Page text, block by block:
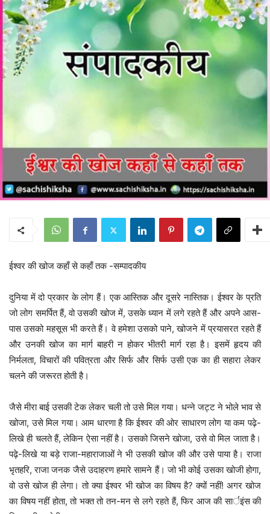
ईश्वर की खोज कहाँ से कहाँ तक -सम्पादकीय
दुनिया में दो प्रकार के लोग हैं। एक आस्तिक और दूसरे नास्तिक। ईश्वर के प्रति
जो लोग समर्पित हैं, वो उसकी खोज में, उसके ध्यान में लगे रहते हैं और अपने आस-
पास उसको महसूस भी करते हैं। वे हमेशा उसको पाने, खोजने में प्रयासरत रहते हैं
और उनकी खोज का मार्ग बाहरी न होकर भीतरी मार्ग रहा है। इसमें हृदय की
निर्मलता, विचारों की पवित्रता और सिर्फ और सिर्फ उसी एक का ही सहारा लेकर
चलने की जरूरत होती है।
जैसे मीरा बाई उसकी टेक लेकर चली तो उसे मिल गया। धन्ने जट्ट ने भोले भाव से
खोजा, उसे मिल गया। आम धारणा है कि ईश्वर की ओर साधारण लोग या कम पढ़े-
लिखे ही चलते हैं, लेकिन ऐसा नहीं है। उसको जिसने खोजा, उसे वो मिल जाता है।
पढ़े-लिखे या बड़े राजा-महाराजाओं ने भी उसकी खोज की और उसे पाया है। राजा
भृतहरि, राजा जनक जैसे उदाहरण हमारे सामने हैं। जो भी कोई उसका खोजी होगा,
वो उसे खोज ही लेगा। तो क्या ईश्वर भी खोज का विषय है? क्यों नहीं! अगर खोज
का विषय नहीं होता, तो भक्त तो तन-मन से लगे रहते हैं, फिर आज की सार्इंस की